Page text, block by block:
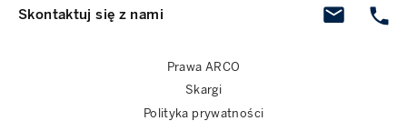
Skontaktuj się z nami
Prawa ARCO
Skargi
Polityka prywatności